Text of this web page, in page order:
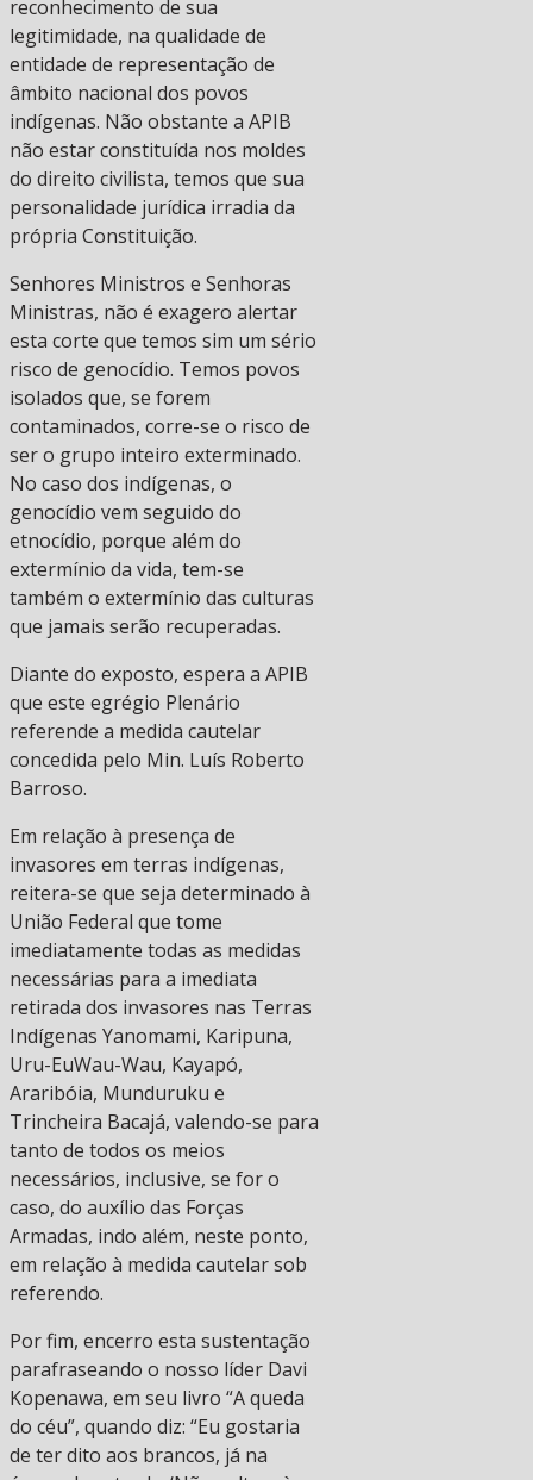
reconhecimento de sua
legitimidade, na qualidade de
entidade de representação de
âmbito nacional dos povos
indígenas. Não obstante a APIB
não estar constituída nos moldes
do direito civilista, temos que sua
personalidade jurídica irradia da
própria Constituição.
Senhores Ministros e Senhoras
Ministras, não é exagero alertar
esta corte que temos sim um sério
risco de genocídio. Temos povos
isolados que, se forem
contaminados, corre-se o risco de
ser o grupo inteiro exterminado.
No caso dos indígenas, o
genocídio vem seguido do
etnocídio, porque além do
extermínio da vida, tem-se
também o extermínio das culturas
que jamais serão recuperadas.
Diante do exposto, espera a APIB
que este egrégio Plenário
referende a medida cautelar
concedida pelo Min. Luís Roberto
Barroso.
Em relação à presença de
invasores em terras indígenas,
reitera-se que seja determinado à
União Federal que tome
imediatamente todas as medidas
necessárias para a imediata
retirada dos invasores nas Terras
Indígenas Yanomami, Karipuna,
Uru-EuWau-Wau, Kayapó,
Araribóia, Munduruku e
Trincheira Bacajá, valendo-se para
tanto de todos os meios
necessários, inclusive, se for o
caso, do auxílio das Forças
Armadas, indo além, neste ponto,
em relação à medida cautelar sob
referendo.
Por fim, encerro esta sustentação
parafraseando o nosso líder Davi
Kopenawa, em seu livro “A queda
do céu”, quando diz: “Eu gostaria
de ter dito aos brancos, já na